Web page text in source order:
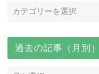
過去の記事（月別）